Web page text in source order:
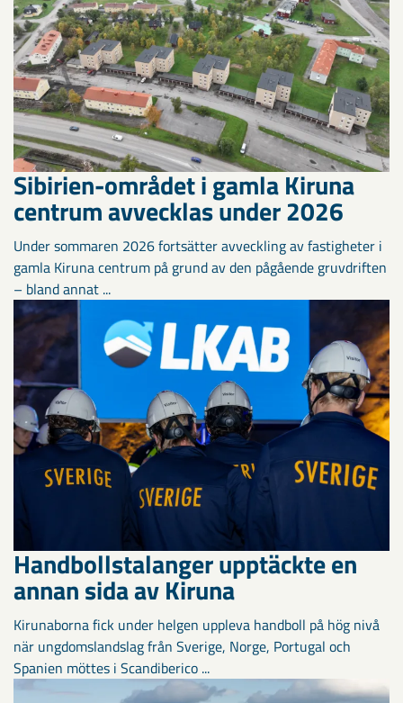
Sibirien-området i gamla Kiruna
centrum avvecklas under 2026
Under sommaren 2026 fortsätter avveckling av fastigheter i
gamla Kiruna centrum på grund av den pågående gruvdriften
– bland annat ...
Handbollstalanger upptäckte en
annan sida av Kiruna
Kirunaborna fick under helgen uppleva handboll på hög nivå
när ungdomslandslag från Sverige, Norge, Portugal och
Spanien möttes i Scandiberico ...